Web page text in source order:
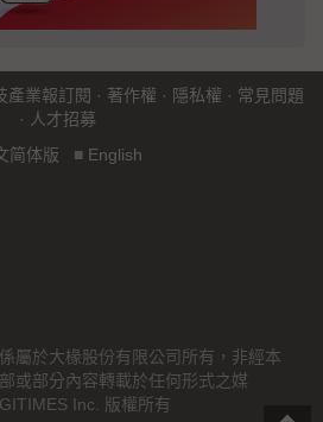
產業報訂閱 · 著作權 · 隱私權 · 常見問題
· 人才招募
简体版 ■ English
屬於大椽股份有限公司所有，非經本
或部分內容轉載於任何形式之媒
Inc. 版權所有